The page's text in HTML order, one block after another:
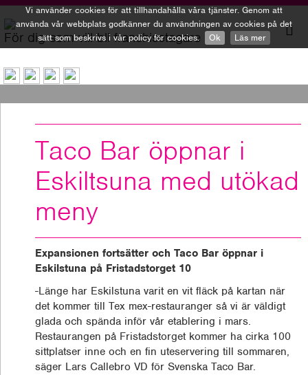
Vi använder cookies för att tillhandahålla våra tjänster. Genom att
använda vår webbplats godkänner du användningen av cookies på det
sätt som beskrivs i vår policy för cookies.
Ok Läs mer
För dig som vill bli franchisetagare
Taco Bar öppnar i
Eskiltsuna med utökad
meny
Expansionen fortsätter och Taco Bar öppnar i
Eskilstuna på Fristadstorget 10
-Länge har Eskilstuna varit en vit fläck på kartan när
det kommer till Tex mex-restauranger så vi är väldigt
glada och spända inför vår etablering i mars.
Restaurangen på Fristadstorget kommer ha cirka 100
sittplatser inne och en fin uteservering till sommaren,
säger Lars Callebro VD för Svenska Taco Bar.